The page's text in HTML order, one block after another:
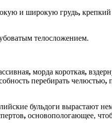
и широкую грудь,
телосложением.
, морда короткая,
перебирать челюстью,
бульдоги вырастают
, основопологающее,